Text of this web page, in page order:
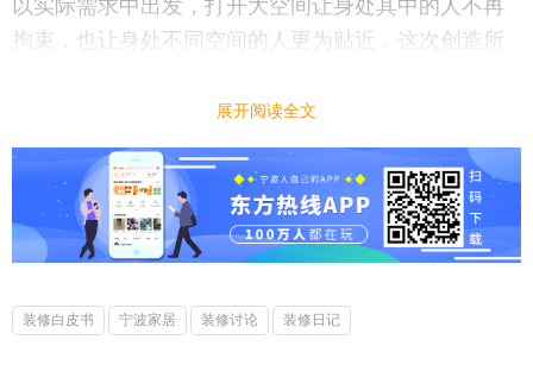
以实际需求中出发，打开大空间让身处其中的人不再
拘束，也让身处不同空间的人更为贴近，这次创造所
一晃数月斜阳现，毓秀生，传统东方形态已经不能满
足当下年轻人对美的解释，方案策划时设计师剔选出
最为代表东方的颜色与意境搭配许多现代简约化装饰
的思路与技巧，让整案的“东方”与“毓秀”孕育而生。
展开阅读全文
装修白皮书 宁波家居 装修讨论 装修日记